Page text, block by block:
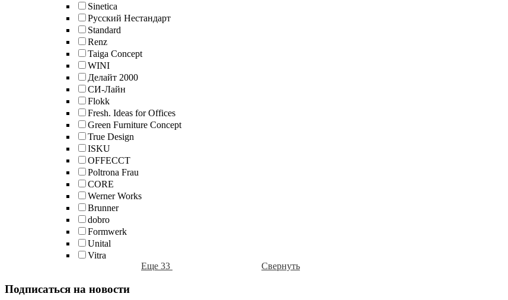
Sinetica
Русский Нестандарт
Standard
Renz
Taiga Concept
WINI
Делайт 2000
СИ-Лайн
Flokk
Fresh. Ideas for Offices
Green Furniture Concept
True Design
ISKU
OFFECCT
Poltrona Frau
CORE
Werner Works
Brunner
dobro
Formwerk
Unital
Vitra
Еще 33
Свернуть
Подписаться на новости